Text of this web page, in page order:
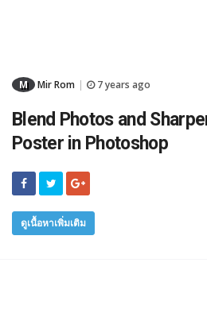
M Mir Rom 7 years ago
Blend Photos and
Poster in Photoshop
ดูเนื้อหาเพิ่มเติม